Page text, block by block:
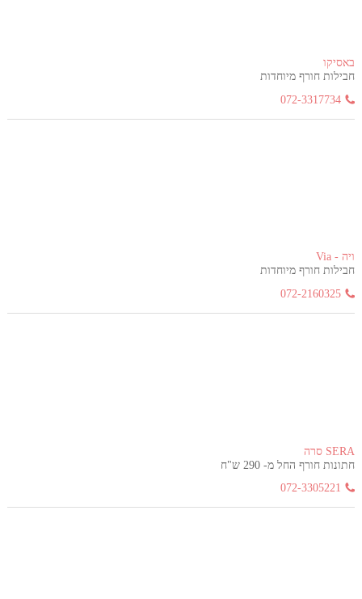
באסיקו
חבילות חורף מיוחדות
072-3317734
ויה - Via
חבילות חורף מיוחדות
072-2160325
SERA סרה
חתונות חורף החל מ- 290 ש"ח
072-3305221